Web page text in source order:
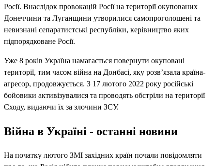
Росії. Внаслідок провокацій Росії на території окупованих
Донеччини та Луганщини утворилися самопроголошені та
невизнані сепаратистські республіки, керівництво яких
підпорядковане Росії.
Уже 8 років Україна намагається повернути окуповані
території, тим часом війна на Донбасі, яку розв’язала країна-
агресор, продовжується. З 17 лютого 2022 року російські
бойовики активізувалися та проводять обстріли на території
Сходу, видаючи їх за злочини ЗСУ.
Війна в Україні - останні новини
На початку лютого ЗМІ західних країн почали повідомляти